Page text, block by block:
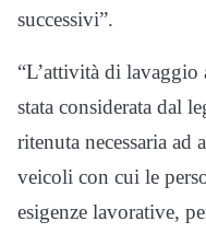
successivi”.
“L’attività di lavaggio
stata considerata dal
ritenuta necessaria ad
veicoli con cui le
esigenze lavorative,